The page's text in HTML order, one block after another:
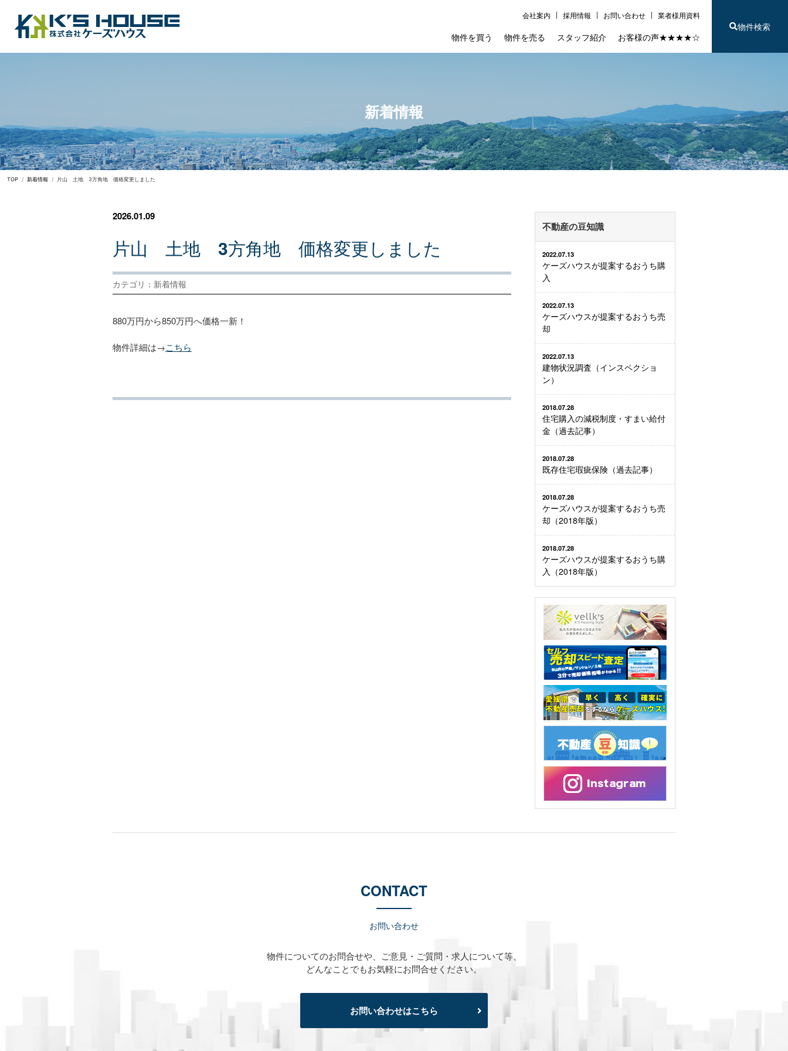
会社案内 採用情報 お問い合わせ 業者様用資料
物件を買う 物件を売る スタッフ紹介 お客様の声★★★★☆
物件検索
新着情報
TOP 新着情報 片山 土地 3方角地 価格変更しました
2026.01.09
片山 土地 3方角地 価格変更し ま した
カテゴリ：新着情報
880万円から850万円へ価格一新！
物件詳細は→こちら
不動産の豆知識
2022.07.13
ケーズハウスが提案するおうち購
入
2022.07.13
ケーズハウスが提案するおうち売
却
2022.07.13
建物状況調査（インスペクショ
ン）
2018.07.28
住宅購入の減税制度・すまい給付
金（過去記事）
2018.07.28
既存住宅瑕疵保険（過去記事）
2018.07.28
ケーズハウスが提案するおうち売
却（2018年版）
2018.07.28
ケーズハウスが提案するおうち購
入（2018年版）
CONTACT
お問い合わせ
物件についてのお問合せや、
ご意見・ご質問・求人について等、
どんなことでもお気軽にお問合せください。
お問い合わせはこちら